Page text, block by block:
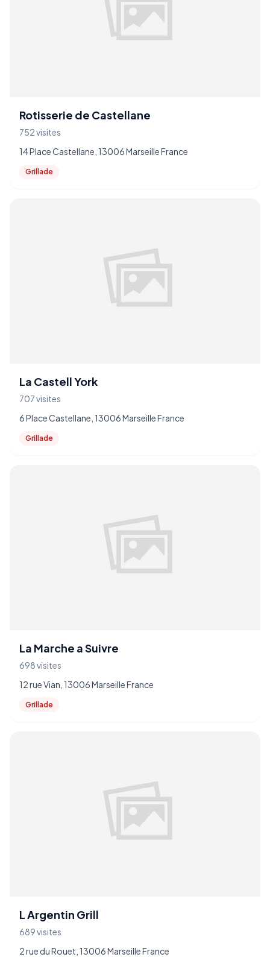
Rotisserie de Castellane
752 visites
14 Place Castellane, 13006 Marseille France
Grillade
La Castell York
707 visites
6 Place Castellane, 13006 Marseille France
Grillade
La Marche a Suivre
698 visites
12 rue Vian, 13006 Marseille France
Grillade
L Argentin Grill
689 visites
2 rue du Rouet, 13006 Marseille France